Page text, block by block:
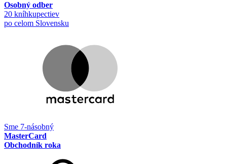
Osobný odber
20 kníhkupectiev
po celom Slovensku
Sme 7-násobný
MasterCard
Obchodník roka